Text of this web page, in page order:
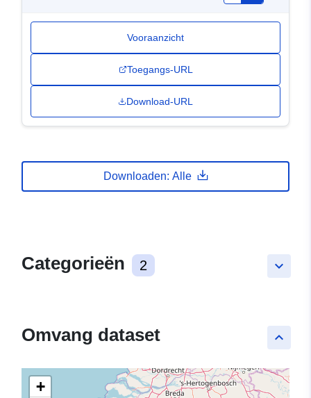
Vooraanzicht
Toegangs-URL
Download-URL
Downloaden: Alle
keyboard_arrow_down
Categorieën 2
keyboard_arrow_up
Omvang dataset
+